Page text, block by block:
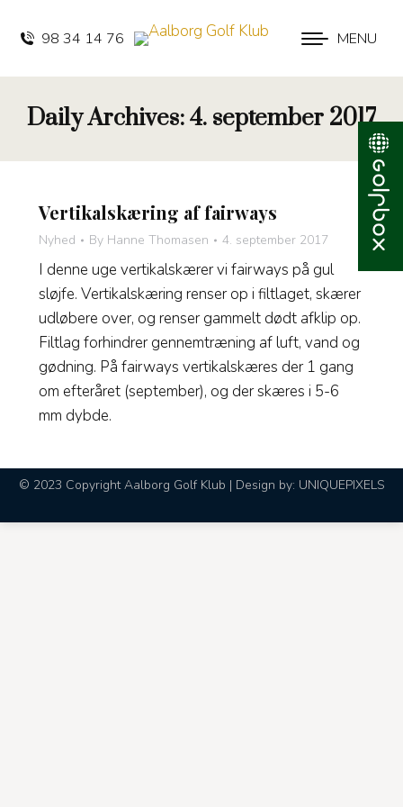
MENU
98 34 14 76
Daily Archives:4. september 2017
Vertikalskæring af fairways
Nyhed By Hanne Thomasen 4. september 2017
I denne uge vertikalskærer vi fairways på gul
sløjfe. Vertikalskæring renser op i filtlaget, skærer
udløbere over, og renser gammelt dødt afklip op.
Filtlag forhindrer gennemtræning af luft, vand og
gødning. På fairways vertikalskæres der 1 gang
om efteråret (september), og der skæres i 5-6
mm dybde.
© 2023 Copyright Aalborg Golf Klub | Design by: UNIQUEPIXELS